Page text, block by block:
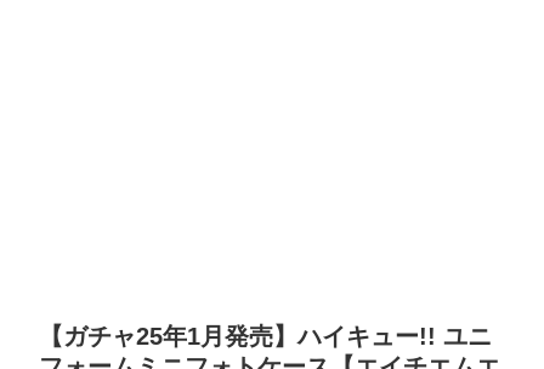
【ガチャ25年1月発売】ハイキュー!! ユニ